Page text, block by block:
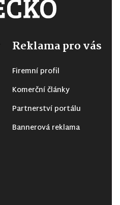
Reklama pro vás
Firemní profil
Komerční články
Partnerství portálu
Bannerová reklama